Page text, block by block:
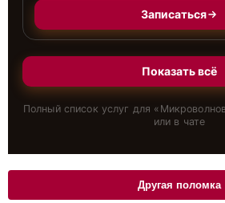
Записаться
Показать всё
Полный список услуг для «
или в чате
Другая поломка